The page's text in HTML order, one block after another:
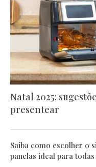
Natal 2025:
presentear
Saiba como escolher o
panelas ideal para